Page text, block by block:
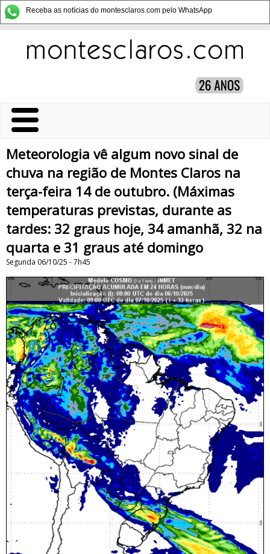
Receba as notícias do montesclaros.com pelo WhatsApp
Meteorologia vê algum novo sinal de
chuva na região de Montes Claros na
terça-feira 14 de outubro. (Máximas
temperaturas previstas, durante as
tardes: 32 graus hoje, 34 amanhã, 32 na
quarta e 31 graus até domingo
Segunda 06/10/25 - 7h45